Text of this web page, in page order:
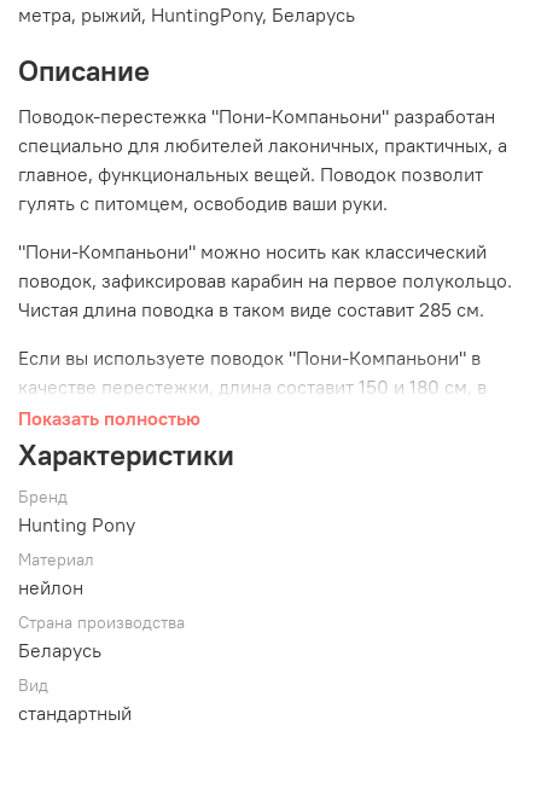
метра, рыжий, HuntingPony, Беларусь
Описание
Поводок-перестежка "Пони-Компаньони" разработан
специально для любителей лаконичных, практичных, а
главное, функциональных вещей. Поводок позволит
гулять с питомцем, освободив ваши руки.
"Пони-Компаньони" можно носить как классический
поводок, зафиксировав карабин на первое полукольцо.
Чистая длина поводка в таком виде составит 285 см.
Если вы используете поводок "Пони-Компаньони" в
качестве перестежки, длина составит 150 и 180 см, в
зависимости от выбранного вами варианта ношения.
Показать полностью
Характеристики
Бренд
Hunting Pony
Материал
нейлон
Страна производства
Беларусь
Вид
стандартный